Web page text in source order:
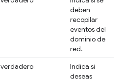
deben
recopilar
eventos del
dominio de
red.
verdadero
Indica si
deseas